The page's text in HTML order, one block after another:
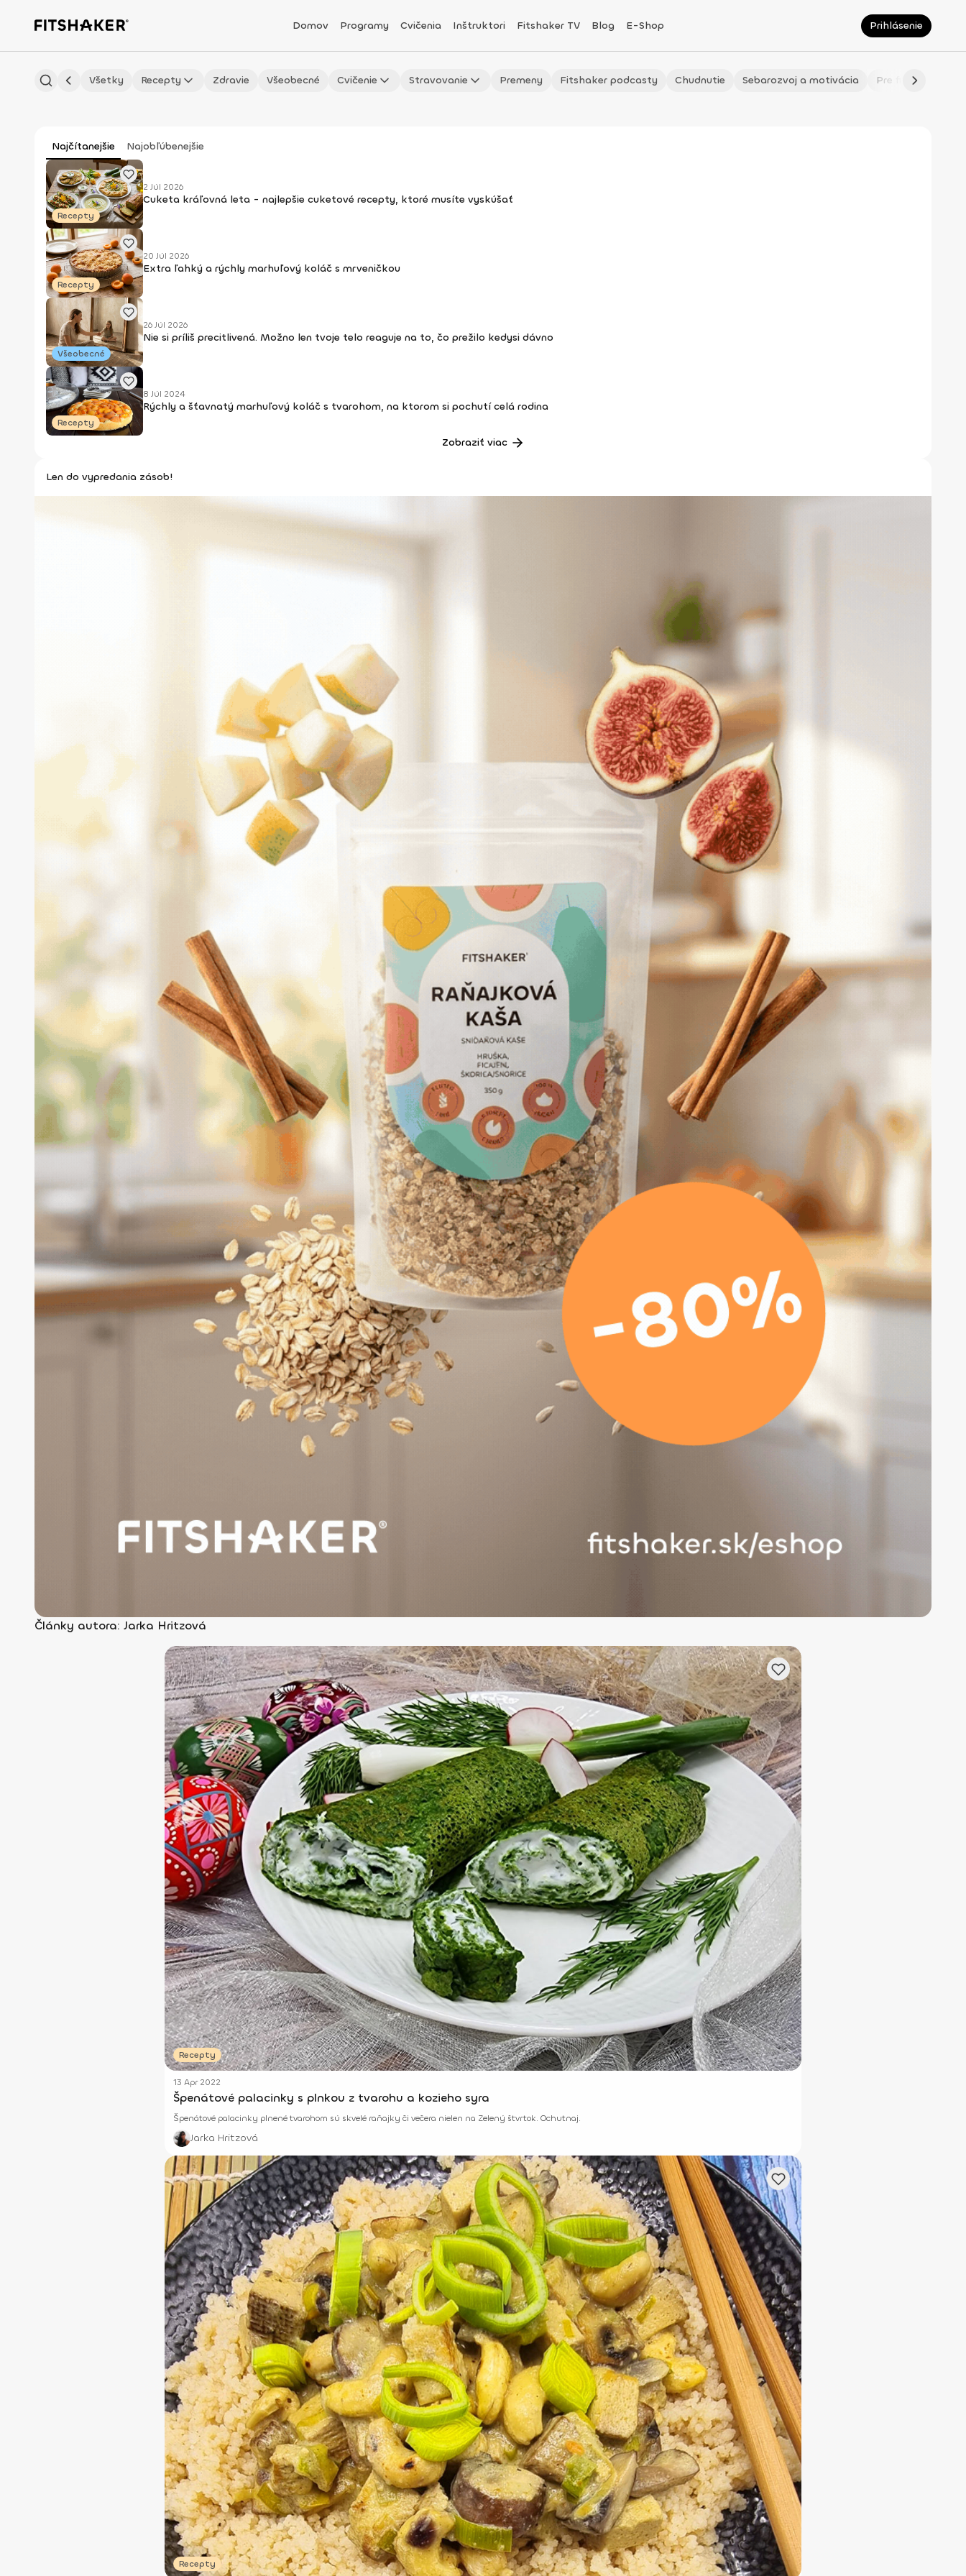
Domov Programy Cvičenia Inštruktori Fitshaker TV Blog E-Shop Prihlásenie
Všetky Recepty Zdravie Všeobecné Cvičenie Stravovanie Premeny Fitshaker podcasty Chudnutie Sebarozvoj a motivácia Pre fitmaminky
Najčítanejšie Najobľúbenejšie
Recepty
2 Júl 2026
Cuketa kráľovná leta - najlepšie cuketové recepty, ktoré musíte vyskúšať
Recepty
20 Júl 2026
Extra ľahký a rýchly marhuľový koláč s mrveničkou
Všeobecné
26 Júl 2026
Nie si príliš precitlivená. Možno len tvoje telo reaguje na to, čo prežilo kedysi dávno
Recepty
8 Júl 2024
Rýchly a šťavnatý marhuľový koláč s tvarohom, na ktorom si pochutí celá rodina
Zobraziť viac
Len do vypredania zásob!
Články autora: Jarka Hritzová
Recepty
13 Apr 2022
Špenátové palacinky s plnkou z tvarohu a kozieho syra
Špenátové palacinky plnené tvarohom sú skvelé raňajky či večera nielen na Zelený štvrtok. Ochutnaj.
Jarka Hritzová
Recepty